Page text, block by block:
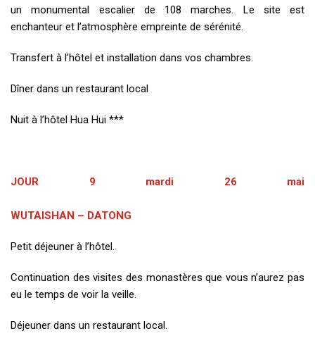
un monumental escalier de 108 marches. Le site est
enchanteur et l’atmosphère empreinte de sérénité.
Transfert à l’hôtel et installation dans vos chambres.
Dîner dans un restaurant local
Nuit à l’hôtel Hua Hui ***
JOUR 9 mardi 26 mai
WUTAISHAN – DATONG
Petit déjeuner à l’hôtel.
Continuation des visites des monastères que vous n’aurez pas
eu le temps de voir la veille.
Déjeuner dans un restaurant local.